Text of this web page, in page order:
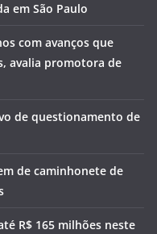
em São Paulo
com avanços que
avalia promotora de
de questionamento de
de caminhonete de
R$ 165 milhões neste